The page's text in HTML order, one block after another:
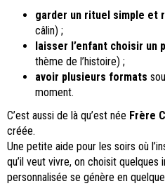
garder un rituel simple et
câlin) ;
laisser l’enfant choisir un
thème de l’histoire) ;
avoir plusieurs formats
moment.
C’est aussi de là qu’est née Frère
créée.
Une petite aide pour les soirs où
qu’il veut vivre, on choisit
personnalisée se génère en